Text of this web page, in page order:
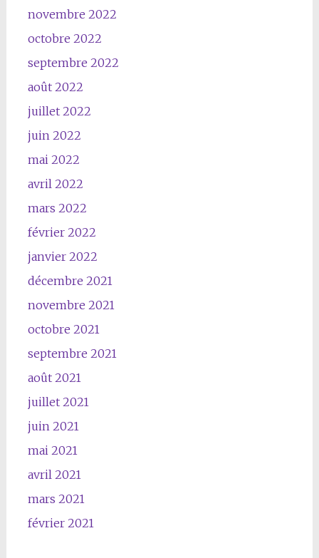
novembre 2022
octobre 2022
septembre 2022
août 2022
juillet 2022
juin 2022
mai 2022
avril 2022
mars 2022
février 2022
janvier 2022
décembre 2021
novembre 2021
octobre 2021
septembre 2021
août 2021
juillet 2021
juin 2021
mai 2021
avril 2021
mars 2021
février 2021